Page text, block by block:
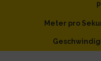
Meter pro